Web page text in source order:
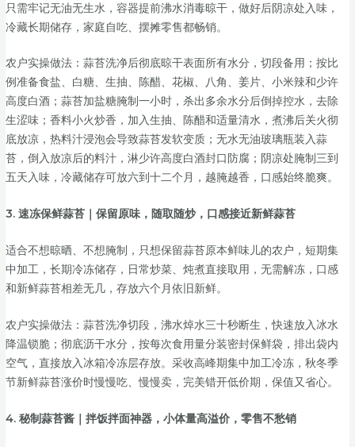
只需牢记无油无生水，容器提前沸水消毒晾干，做好后阴凉处入味，
冷藏长期储存，家庭自吃、摆摊零售都畅销。
农户实操做法：蒜苔洗净后彻底晾干表面所有水分，切段备用；按比
例准备食盐、白糖、生抽、陈醋、花椒、八角、姜片、小米辣和少许
高度白酒；蒜苔加盐糖腌制一小时，杀出多余水分后倒掉控水，去除
生涩味；香料小火炒香，加入生抽、陈醋和适量清水，煮沸后关火彻
底放凉，热料汁浸泡会导致蒜苔发软变质；无水无油玻璃瓶装入蒜
苔，倒入放凉后的料汁，淋少许高度白酒封口防腐；阴凉处腌制三到
五天入味，冷藏储存可放六到十二个月，越腌越香，口感始终脆爽。
3. 速冻保鲜蒜苔｜保留原味，随取随炒，口感接近新鲜蒜苔
适合不想晾晒、不想腌制，只想保留蒜苔原本鲜味儿的农户，短期集
中加工，长期冷冻储存，日常炒菜、炖煮直接取用，无需解冻，口感
和新鲜蒜苔相差无几，存放六个月依旧新鲜。
农户实操做法：蒜苔洗净切段，沸水焯水三十秒断生，快速放入冰水
降温锁脆；彻底沥干水分，按每次食用量分装密封保鲜袋，排出袋内
空气，直接放入冰箱冷冻层存放。采收高峰期集中加工冷冻，秋冬季
节新鲜蒜苔涨价时慢慢吃、慢慢卖，完美错开低价期，保值又省心。
4. 秘制蒜苔酱｜拌饭拌面神器，小体量高溢价，零售不愁销